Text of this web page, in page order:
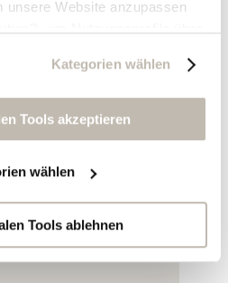
unsere Website anzupassen
Werbung auszuliefern,
sowie um unsere
("Marketing").
geteilt, die wir in
genauer auflisten oder wenn
klicken.
Tools akzeptieren" klicken,
Kategorien wählen
Tools akzeptieren
wählen
Tools ablehnen